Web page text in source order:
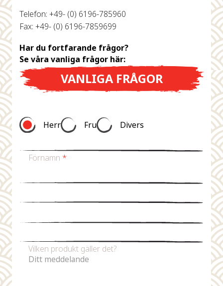
Telefon: +49- (0) 6196-785960
Fax: +49- (0) 6196-7859699
Har du fortfarande frågor?
Se våra vanliga frågor här:
VANLIGA FRÅGOR
Herr Fru Divers
Förnamn *
Vilken produkt gäller det?